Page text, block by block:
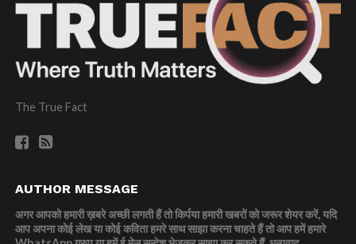
The True Fact
AUTHOR MESSAGE
अगर आपको हमारी ख़बरे अच्छी लगती हैं तो किर्पया हमारी खबरों को जरूर शेयर करें, यदि
आप अपना कोई लेख या कोई कविता हमरे साथ साझा करना चाहते हैं तो आप हमें हमारे